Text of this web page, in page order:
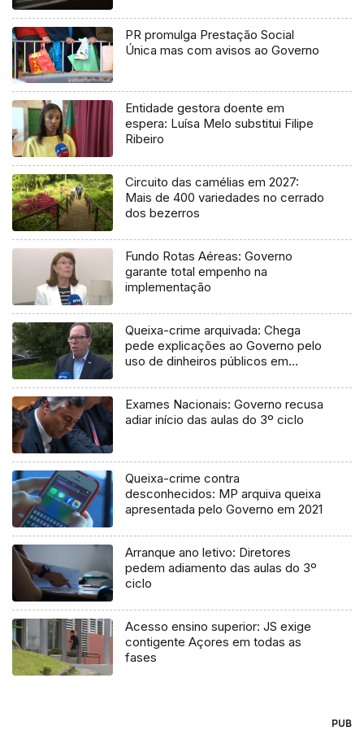
PR promulga Prestação Social
Única mas com avisos ao Governo
Entidade gestora doente em
espera: Luísa Melo substitui Filipe
Ribeiro
Circuito das camélias em 2027:
Mais de 400 variedades no cerrado
dos bezerros
Fundo Rotas Aéreas: Governo
garante total empenho na
implementação
Queixa-crime arquivada: Chega
pede explicações ao Governo pelo
uso de dinheiros públicos em
Exames Nacionais: Governo recusa
adiar início das aulas do 3º ciclo
Queixa-crime contra
desconhecidos: MP arquiva queixa
apresentada pelo Governo em 2021
Arranque ano letivo: Diretores
pedem adiamento das aulas do 3º
ciclo
Acesso ensino superior: JS exige
contigente Açores em todas as
fases
PUB